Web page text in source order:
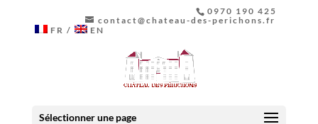
0970 190 425
contact@chateau-des-perichons.fr
FR
EN
Sélectionner une page